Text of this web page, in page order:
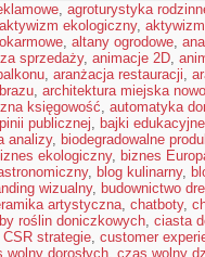
, agroturystyka
aktywizm ekologiczny,
, altany ogrodowe,
sprzedaży, animacje 2D,
, aranżacja restauracji,
, architektura miejska
księgowość, automatyka
publicznej, bajki edukacyjne
analizy, biodegradowalne
ekologiczny, biznes
, blog kulinarny,
wizualny, budownictwo
artystyczna, chatboty,
roślin doniczkowych, ciasta
CSR strategie, customer
wolny dorosłych, czas wolny